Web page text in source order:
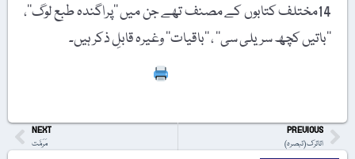
14مختلف کتابوں کے مصنف تھے جن میں ’’پراگندہ طبع لوگ‘‘،
’’باتیں کچھ سریلی سی‘‘ ، ’’باقیات‘‘ وغیرہ قابلِ ذکر ہیں۔
PREVIOUS
اتاترک (تبصرہ)
NEXT
مَرَمَّت